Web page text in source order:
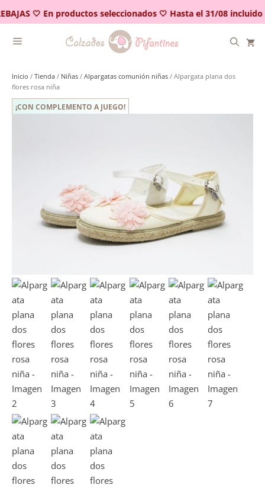
🤍 En productos seleccionados 🤍 Hasta el 31/08 incluido
al
contenido
Inicio / Tienda / Niñas / Alpargatas comunión niñas / Alpargata plana dos
flores rosa niña
¡CON COMPLEMENTO A JUEGO!